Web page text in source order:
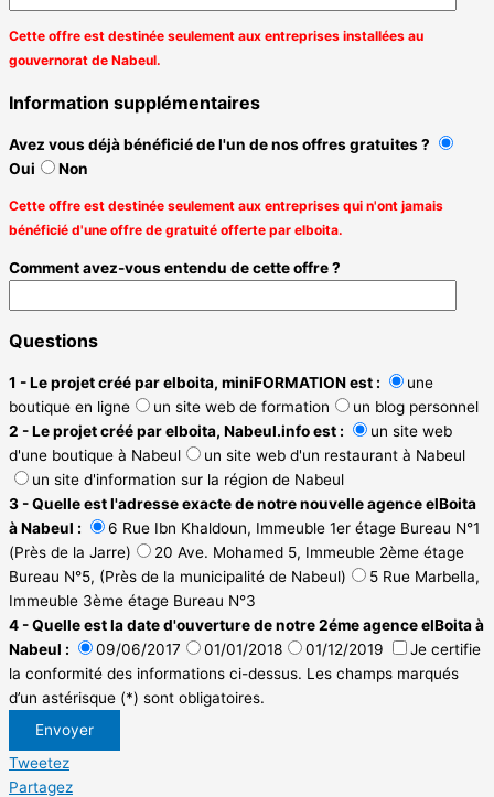
Cette offre est destinée seulement aux entreprises installées au
gouvernorat de Nabeul.
Information supplémentaires
Avez vous déjà bénéficié de l'un de nos offres gratuites ?
Oui
Non
Cette offre est destinée seulement aux entreprises qui n'ont jamais
bénéficié d'une offre de gratuité offerte par elboita.
Comment avez-vous entendu de cette offre ?
Questions
1 - Le projet créé par elboita, miniFORMATION est :
une
boutique en ligne
un site web de formation
un blog personnel
2 - Le projet créé par elboita, Nabeul.info est :
un site web
d'une boutique à Nabeul
un site web d'un restaurant à Nabeul
un site d'information sur la région de Nabeul
3 - Quelle est l'adresse exacte de notre nouvelle agence elBoita
à Nabeul :
6 Rue Ibn Khaldoun, Immeuble 1er étage Bureau N°1
(Près de la Jarre)
20 Ave. Mohamed 5, Immeuble 2ème étage
Bureau N°5, (Près de la municipalité de Nabeul)
5 Rue Marbella,
Immeuble 3ème étage Bureau N°3
4 - Quelle est la date d'ouverture de notre 2éme agence elBoita à
Nabeul :
09/06/2017 01/01/2018 01/12/2019
Je certifie
la conformité des informations ci-dessus. Les champs marqués
d’un astérisque (*) sont obligatoires.
Tweetez
Partagez